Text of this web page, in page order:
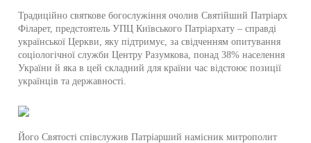
Традиційно святкове богослужіння очолив Святійший Патріарх
Філарет, предстоятель УПЦ Київського Патріархату – справді
української Церкви, яку підтримує, за свідченням опитування
соціологічної служби Центру Разумкова, понад 38% населення
України й яка в цей складний для країни час відстоює позиції
українців та державності.
Його Святості співслужив Патріарший намісник митрополит